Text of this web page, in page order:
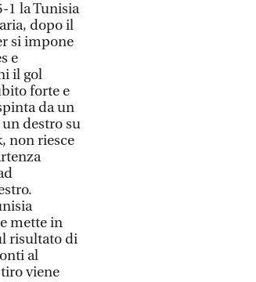
1 la Tunisia
dopo il
si impone
e
il gol
forte e
da un
destro su
non riesce
mette in
risultato di
al
viene